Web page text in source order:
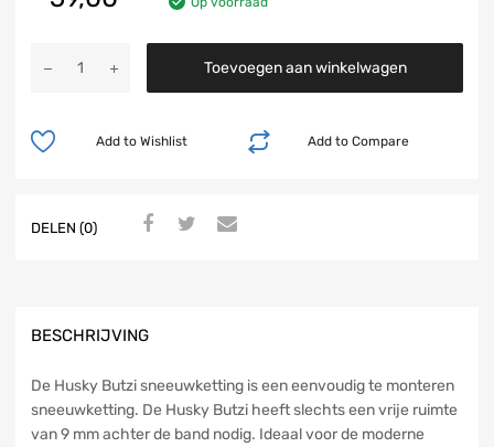
Toevoegen aan winkelwagen
Add to Compare
Add to Wishlist
DELEN (0)
BESCHRIJVING
De Husky Butzi sneeuwketting is een eenvoudig te monteren
sneeuwketting. De Husky Butzi heeft slechts een vrije ruimte
van 9 mm achter de band nodig. Ideaal voor de moderne